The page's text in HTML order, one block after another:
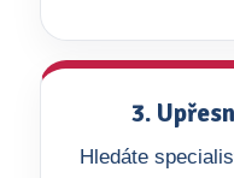
3.
Hledáte